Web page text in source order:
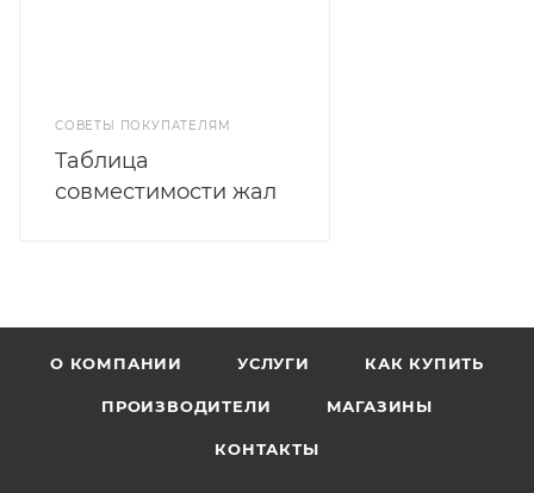
СОВЕТЫ ПОКУПАТЕЛЯМ
Таблица
совместимости жал
О КОМПАНИИ УСЛУГИ КАК КУПИТЬ
ПРОИЗВОДИТЕЛИ МАГАЗИНЫ
КОНТАКТЫ